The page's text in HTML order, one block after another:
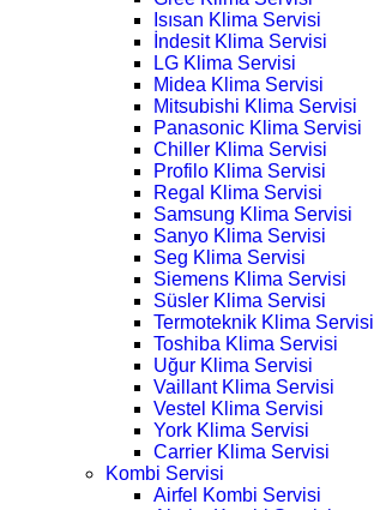
Isısan Klima Servisi
İndesit Klima Servisi
LG Klima Servisi
Midea Klima Servisi
Mitsubishi Klima Servisi
Panasonic Klima Servisi
Chiller Klima Servisi
Profilo Klima Servisi
Regal Klima Servisi
Samsung Klima Servisi
Sanyo Klima Servisi
Seg Klima Servisi
Siemens Klima Servisi
Süsler Klima Servisi
Termoteknik Klima Servisi
Toshiba Klima Servisi
Uğur Klima Servisi
Vaillant Klima Servisi
Vestel Klima Servisi
York Klima Servisi
Carrier Klima Servisi
Kombi Servisi
Airfel Kombi Servisi